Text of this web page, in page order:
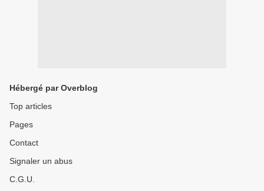
Hébergé par Overblog
Top articles
Pages
Contact
Signaler un abus
C.G.U.